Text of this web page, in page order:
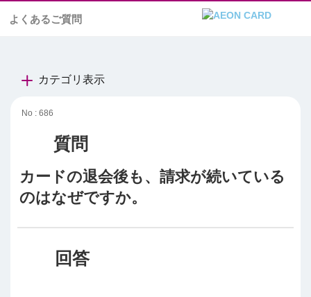
よくあるご質問
カテゴリ表示
No : 686
カードの退会後も、請求が続いている
のはなぜですか。